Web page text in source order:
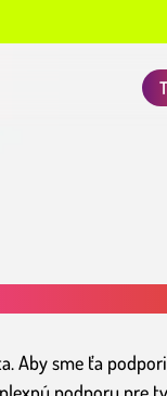
Aby sme ťa